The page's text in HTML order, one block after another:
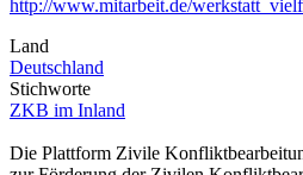
http://www.mitarbeit.de/
Land
Deutschland
Stichworte
ZKB im Inland
Die Plattform Zivile